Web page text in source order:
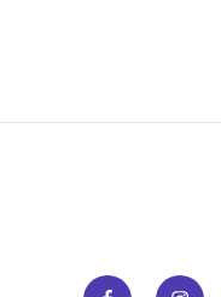
Facebook